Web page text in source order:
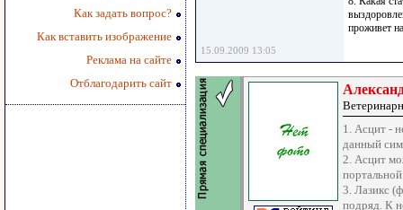
Как задать вопрос?
Как вставить изображение
Реклама на сайте
Отблагодарить сайт
проживет
15.09.2009 13:05
1. Асцит -
данный
2. Асцит
3. Лазикс
подряд. К